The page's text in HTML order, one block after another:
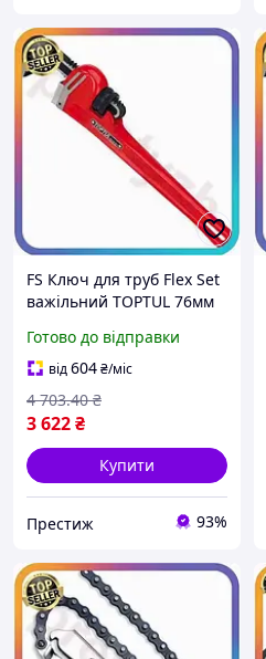
FS Ключ для труб Flex Set
важільний TOPTUL 76мм
для сантехніків та
механіків інстр SET18-F
Готово до відправки
від604₴/міс
3 622₴
4 703.40 ₴
Купити
Престиж 93%